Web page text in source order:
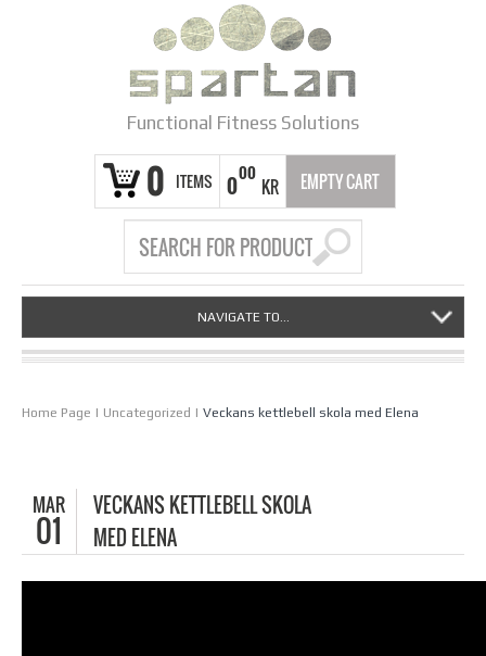
Functional Fitness Solutions
0 ITEMS 000
KR EMPTY CART
NAVIGATE TO...
Home Page | Uncategorized | Veckans kettlebell skola med Elena
MAR
01
VECKANS KETTLEBELL SKOLA
MED ELENA